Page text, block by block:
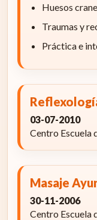
Huesos
Traumas y
Práctica e
03-07-2010
Centro Escuela
Masaje
30-11-2006
Centro Escuela